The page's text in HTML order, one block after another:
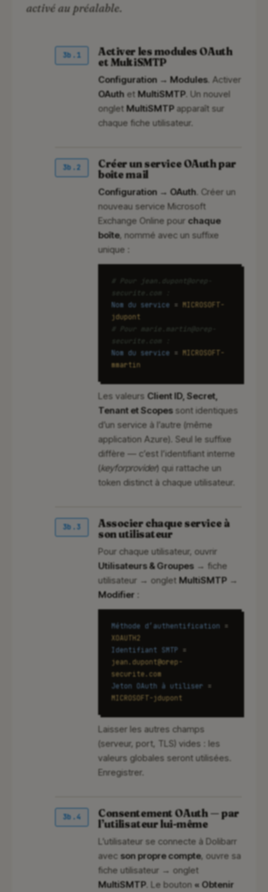
activé au préalable.
3b.1
Activer les modules OAuth
et MultiSMTP
Configuration → Modules. Activer
OAuth et MultiSMTP. Un nouvel
onglet MultiSMTPapparaît sur
chaque fiche utilisateur.
3b.2
Créer un service OAuth par
boîte mail
Configuration → OAuth . Créer un
nouveau service Microsoft
Exchange Online pour chaque
boîte, nommé avec un suffixe
unique :
# Pour jean.dupont@orep-
securite.com :
Nom du service = MICROSOFT-
jdupont
# Pour marie.martin@orep-
securite.com :
Nom du service = MICROSOFT-
mmartin
Les valeurs Client ID, Secret,
Tenant et Scopessont identiques
d’un service à l’autre (même
application Azure). Seul le suffixe
diffère — c’est l’identifiant interne
(keyforprovider) qui rattache un
token distinct à chaque utilisateur.
3b.3
Associer chaque service à
son utilisateur
Pour chaque utilisateur, ouvrir
Utilisateurs & Groupes→ fiche
utilisateur → onglet MultiSMTP→
Modifier
Méthode d’authentification =
XOAUTH2
Identifiant SMTP =
jean.dupont@orep-
securite.com
Jeton OAuth à utiliser =
MICROSOFT-jdupont
Laisser les autres champs
(serveur, port, TLS) vides : les
valeurs globales seront utilisées.
Enregistrer.
3b.4
Consentement OAuth — par
l’utilisateur lui-même
L’utilisateur se connecte à Dolibarr
avec son propre compte, ouvre sa
fiche utilisateur → onglet
MultiSMTP. Le bouton « Obtenir